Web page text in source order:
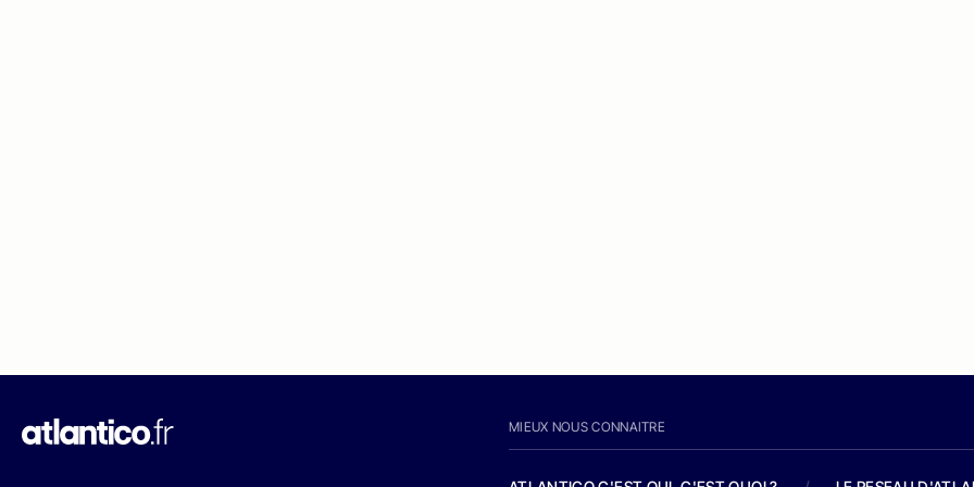
MIEUX NOUS CONNAITRE